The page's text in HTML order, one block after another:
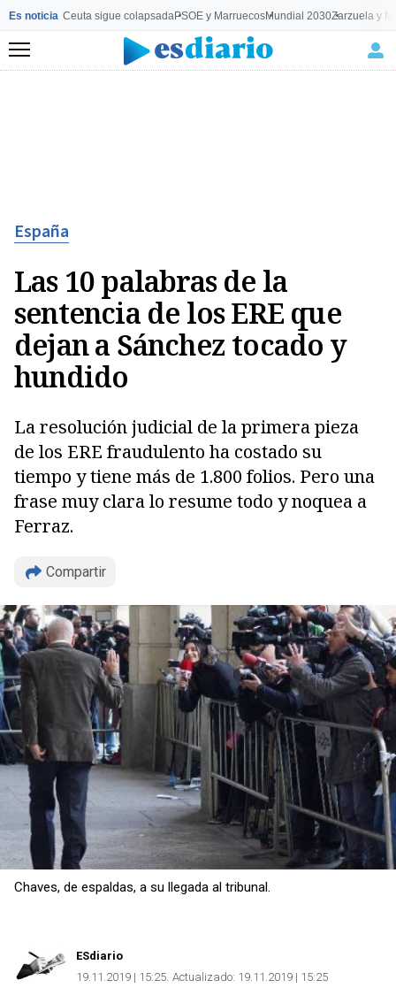
Es noticia Ceuta sigue colapsadaPSOE y MarruecosMundial 2030Zarzuela y
Menú
España
Las 10 palabras de la
sentencia de los ERE que
dejan a Sánchez tocado y
hundido
La resolución judicial de la primera pieza
de los ERE fraudulento ha costado su
tiempo y tiene más de 1.800 folios. Pero una
frase muy clara lo resume todo y noquea a
Ferraz.
Compartir
Copiar
Chaves, de espaldas, a su llegada al tribunal.
ESdiario
19.11.2019 | 15:25 Actualizado: 19.11.2019 | 15:25